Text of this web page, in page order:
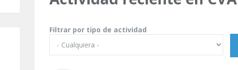
Filtrar por tipo de actividad